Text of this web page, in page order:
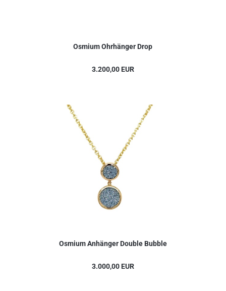
Osmium Ohrhänger Drop
3.200,00 EUR
Osmium Anhänger Double Bubble
3.000,00 EUR